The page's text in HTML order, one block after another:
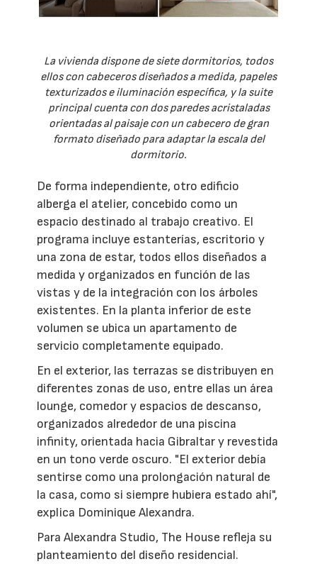
La vivienda dispone de siete dormitorios, todos
ellos con cabeceros diseñados a medida, papeles
texturizados e iluminación específica, y la suite
principal cuenta con dos paredes acristaladas
orientadas al paisaje con un cabecero de gran
formato diseñado para adaptar la escala del
dormitorio.
De forma independiente, otro edificio
alberga el atelier, concebido como un
espacio destinado al trabajo creativo. El
programa incluye estanterías, escritorio y
una zona de estar, todos ellos diseñados a
medida y organizados en función de las
vistas y de la integración con los árboles
existentes. En la planta inferior de este
volumen se ubica un apartamento de
servicio completamente equipado.
En el exterior, las terrazas se distribuyen en
diferentes zonas de uso, entre ellas un área
lounge, comedor y espacios de descanso,
organizados alrededor de una piscina
infinity, orientada hacia Gibraltar y revestida
en un tono verde oscuro. "El exterior debía
sentirse como una prolongación natural de
la casa, como si siempre hubiera estado ahí",
explica Dominique Alexandra.
Para Alexandra Studio, The House refleja su
planteamiento del diseño residencial.